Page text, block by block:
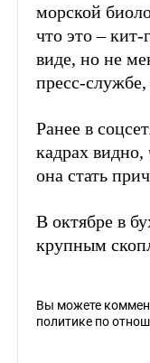
морской
что это – кит-
виде, но не
пресс-службе,
Ранее в
кадрах видно,
она стать
В октябре в
крупным
Вы можете
политике по